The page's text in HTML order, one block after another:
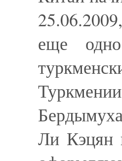
еще
Ли Кэцян